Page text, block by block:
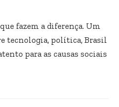
fazem a diferença. Um
tecnologia, política, Brasil
para as causas sociais